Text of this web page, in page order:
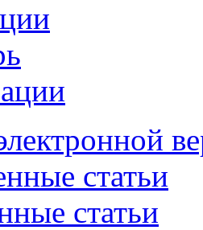
статьи
статьи